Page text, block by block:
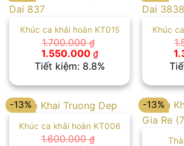
Khúc ca khải hoàn KT015
1.700.000₫
Giá
gốc
là:
1.550.000 ₫Giá
hiện
tại
1.550.000 ₫.
Tiết kiệm: 8.8%
Khúc
là:
-13%
Khúc ca khải hoàn KT006
1.600.000₫
-13%